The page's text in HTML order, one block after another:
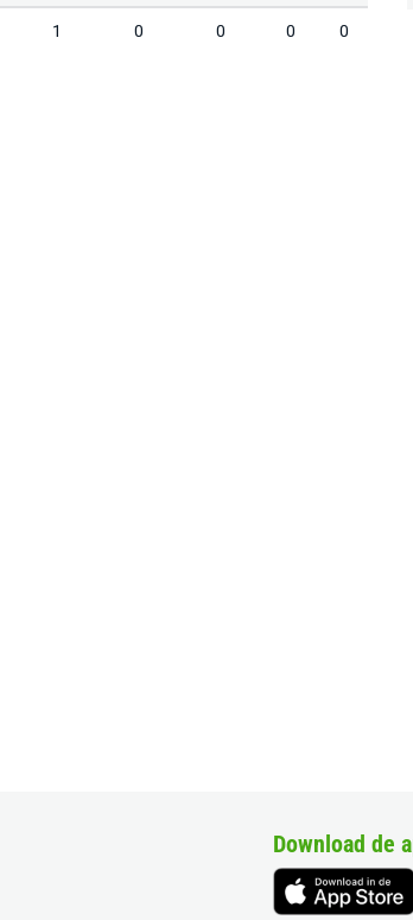
1 0 0 0 0
Download de